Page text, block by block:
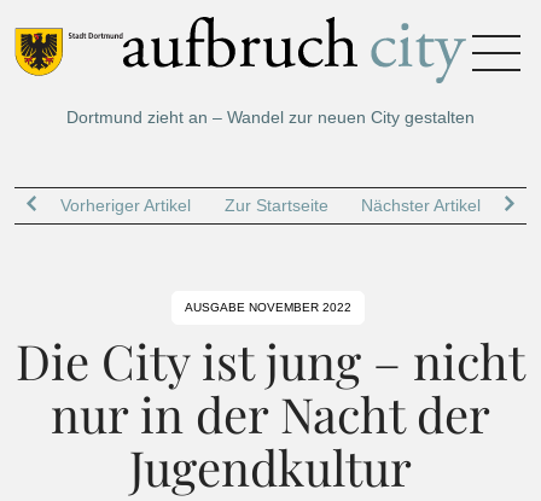
Dortmund zieht an – Wandel zur neuen City gestalten
Vorheriger Artikel Zur Startseite Nächster Artikel
AUSGABE NOVEMBER 2022
Die City ist jung – nicht
nur in der Nacht der
Jugendkultur